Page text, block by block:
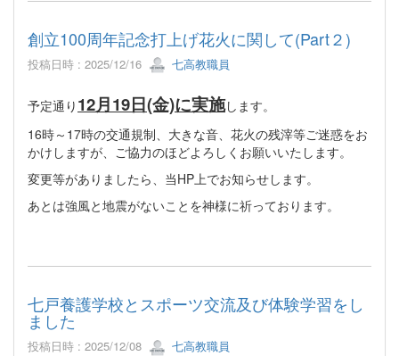
創立100周年記念打上げ花火に関して(Part２)
投稿日時 : 2025/12/16 七高教職員
予定通り 12月19日(金)に実施します。
16時～17時の交通規制、大きな音、花火の残滓等ご迷惑をお
かけしますが、ご協力のほどよろしくお願いいたします。
変更等がありましたら、当HP上でお知らせします。
あとは強風と地震がないことを神様に祈っております。
七戸養護学校とスポーツ交流及び体験学習をし
ました
投稿日時 : 2025/12/08 七高教職員